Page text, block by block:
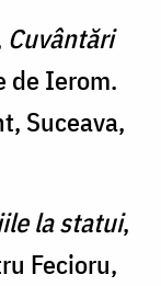
Cuvântări
de Ierom.
Suceava,
la statui,
Fecioru,